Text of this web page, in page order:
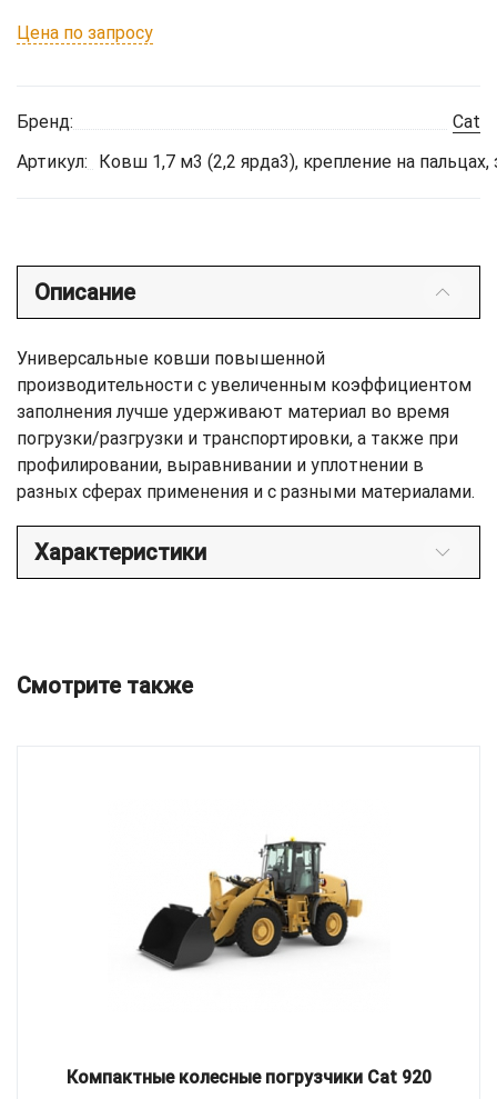
Цена по запросу
Бренд:
Cat
Артикул:
Ковш 1,7 м3 (2,2 ярда3), крепление на
Описание
Универсальные ковши повышенной
производительности с увеличенным коэффициентом
заполнения лучше удерживают материал во время
погрузки/разгрузки и транспортировки, а также при
профилировании, выравнивании и уплотнении в
разных сферах применения и с разными материалами.
Характеристики
Смотрите также
Компактные колесные погрузчики Cat 920